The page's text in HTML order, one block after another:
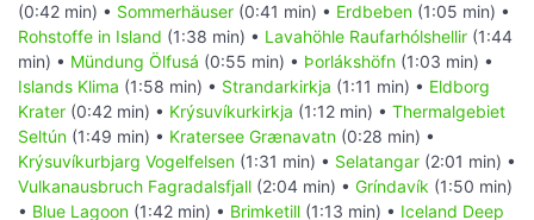
(0:42 min) • Sommerhäuser (0:41 min) • Erdbeben (1:05 min) •
Rohstoffe in Island (1:38 min) • Lavahöhle Raufarhólshellir (1:44
min) • Mündung Ölfusá (0:55 min) • Þorlákshöfn (1:03 min) •
Islands Klima (1:58 min) • Strandarkirkja (1:11 min) • Eldborg
Krater (0:42 min) • Krýsuvíkurkirkja (1:12 min) • Thermalgebiet
Seltún (1:49 min) • Kratersee Grænavatn (0:28 min) •
Krýsuvíkurbjarg Vogelfelsen (1:31 min) • Selatangar (2:01 min) •
Vulkanausbruch Fagradalsfjall (2:04 min) • Gríndavík (1:50 min)
• Blue Lagoon (1:42 min) • Brimketill (1:13 min) • Iceland Deep